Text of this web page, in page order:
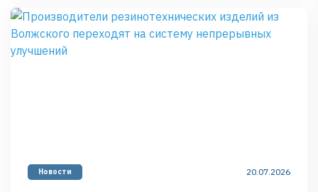
экономики. Ее решение требует не только системного …
Continued
Новости 20.07.2026